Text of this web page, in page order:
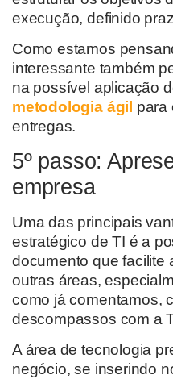
execução, definido
Como estamos
interessante também
na possível aplicação
metodologia ágil para
entregas.
5º passo:
empresa
Uma das principais
estratégico de TI é a
documento que facilite
outras áreas,
como já comentamos,
descompassos com a
A área de tecnologia
negócio, se inserindo